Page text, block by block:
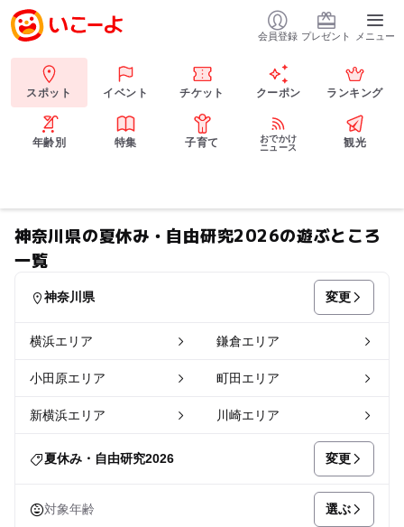
会員登録 プレゼント メニュー
スポット イベント チケット クーポン ランキング
年齢別 特集 子育て
おでかけ
ニュース
観光
神奈川県の夏休み・自由研究2026の遊ぶところ
一覧
神奈川県 変更
横浜エリア 鎌倉エリア
小田原エリア 町田エリア
新横浜エリア 川崎エリア
夏休み・自由研究2026 変更
対象年齢 選ぶ